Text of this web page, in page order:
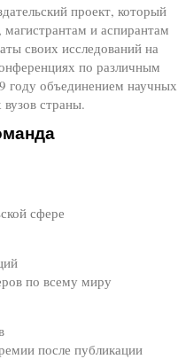
проект, который
и аспирантам
своих исследований на
по различным
году объединением научных
страны.
сфере
по всему миру
после публикации